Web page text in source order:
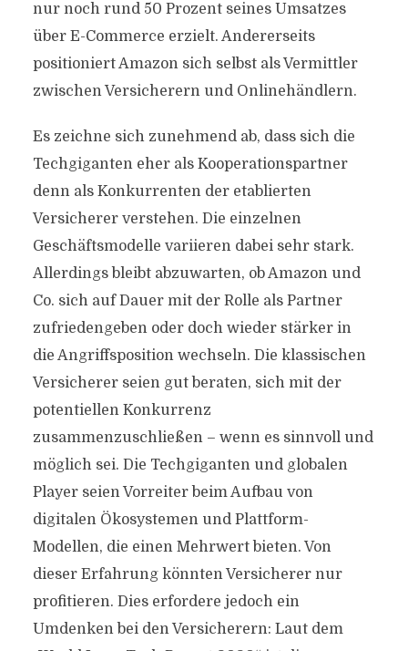
nur noch rund 50 Prozent seines Umsatzes
über E-Commerce erzielt. Andererseits
positioniert Amazon sich selbst als Vermittler
zwischen Versicherern und Onlinehändlern.
Es zeichne sich zunehmend ab, dass sich die
Techgiganten eher als Kooperationspartner
denn als Konkurrenten der etablierten
Versicherer verstehen. Die einzelnen
Geschäftsmodelle variieren dabei sehr stark.
Allerdings bleibt abzuwarten, ob Amazon und
Co. sich auf Dauer mit der Rolle als Partner
zufriedengeben oder doch wieder stärker in
die Angriffsposition wechseln. Die klassischen
Versicherer seien gut beraten, sich mit der
potentiellen Konkurrenz
zusammenzuschließen – wenn es sinnvoll und
möglich sei. Die Techgiganten und globalen
Player seien Vorreiter beim Aufbau von
digitalen Ökosystemen und Plattform-
Modellen, die einen Mehrwert bieten. Von
dieser Erfahrung könnten Versicherer nur
profitieren. Dies erfordere jedoch ein
Umdenken bei den Versicherern: Laut dem